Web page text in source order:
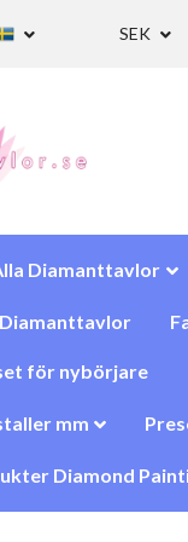
SEK
Diamanttavlor
för nybörjare
mm
Diamond